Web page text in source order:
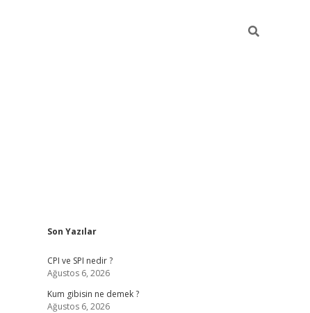
Sidebar
Son Yazılar
CPI ve SPI nedir ?
Ağustos 6, 2026
Kum gibisin ne demek ?
Ağustos 6, 2026